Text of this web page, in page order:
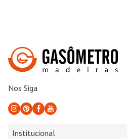
Nos Siga
Institucional